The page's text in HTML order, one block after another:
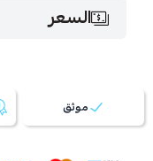
السعر
موثق